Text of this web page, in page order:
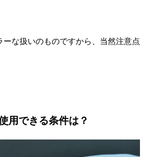
ーな扱いのものですから、当然注意点
用できる条件は？